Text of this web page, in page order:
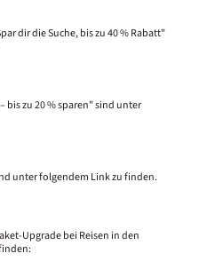
dir die Suche, bis zu 40 % Rabatt"
bis zu 20 % sparen" sind unter
unter folgendem Link zu finden.
Upgrade bei Reisen in den